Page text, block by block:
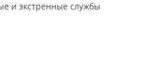
и экстренные службы